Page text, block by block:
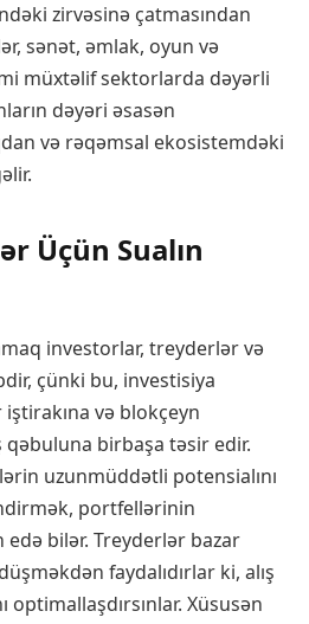
zirvəsinə çatmasından
sənət, əmlak, oyun və
müxtəlif sektorlarda dəyərli
dəyəri əsasən
və rəqəmsal ekosistemdəki
Üçün Sualın
investorlar, treyderlər və
çünki bu, investisiya
və blokçeyn
qəbuluna birbaşa təsir edir.
uzunmüddətli potensialını
portfellərinin
bilər. Treyderlər bazar
faydalıdırlar ki, alış
optimallaşdırsınlar. Xüsusən